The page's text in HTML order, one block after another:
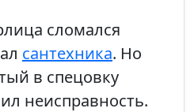
сломался
сантехника. Но
в спецовку
неисправность.